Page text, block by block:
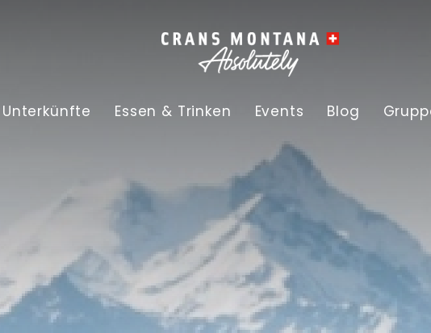
Unterkünfte Essen & Trinken Events Blog